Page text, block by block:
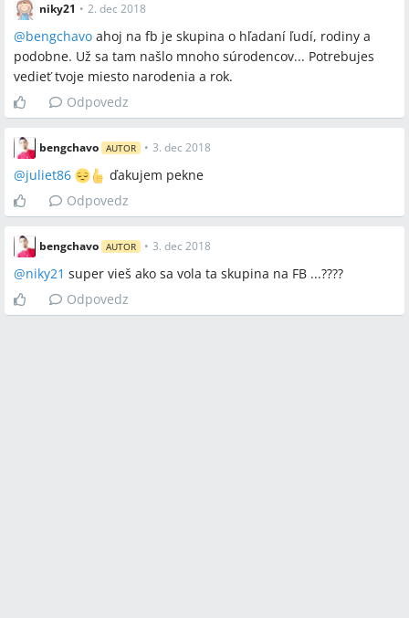
niky21 • 2. dec 2018
@bengchavo ahoj na fb je skupina o hľadaní ľudí, rodiny a
podobne. Už sa tam našlo mnoho súrodencov... Potrebujes
vedieť tvoje miesto narodenia a rok.
Odpovedz
bengchavo AUTOR • 3. dec 2018
@juliet86
ďakujem pekne
Odpovedz
bengchavo AUTOR • 3. dec 2018
@niky21 super vieš ako sa vola ta skupina na FB ...????
Odpovedz